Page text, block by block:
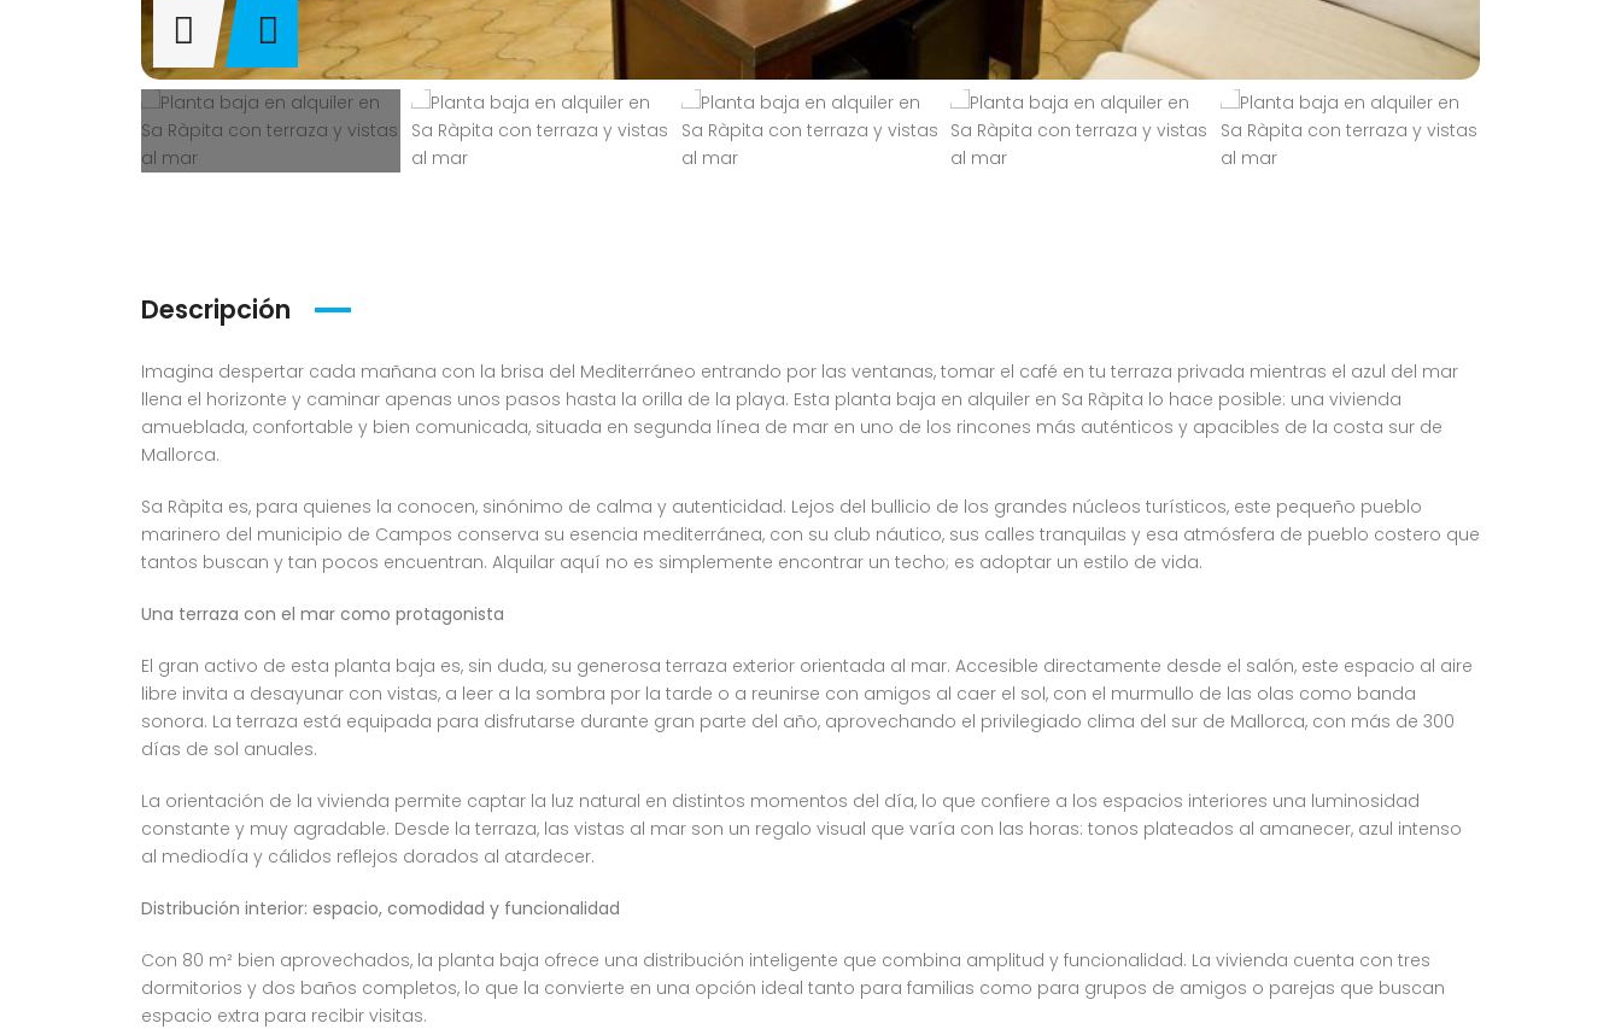
Descripción
Imagina despertar cada mañana con la brisa del Mediterráneo entrando por las ventanas, tomar el café en tu terraza privada mientras el azul del mar
llena el horizonte y caminar apenas unos pasos hasta la orilla de la playa. Esta planta baja en alquiler en Sa Ràpita lo hace posible: una vivienda
amueblada, confortable y bien comunicada, situada en segunda línea de mar en uno de los rincones más auténticos y apacibles de la costa sur de
Mallorca.
Sa Ràpita es, para quienes la conocen, sinónimo de calma y autenticidad. Lejos del bullicio de los grandes núcleos turísticos, este pequeño pueblo
marinero del municipio de Campos conserva su esencia mediterránea, con su club náutico, sus calles tranquilas y esa atmósfera de pueblo costero que
tantos buscan y tan pocos encuentran. Alquilar aquí no es simplemente encontrar un techo; es adoptar un estilo de vida.
Una terraza con el mar como protagonista
El gran activo de esta planta baja es, sin duda, su generosa terraza exterior orientada al mar. Accesible directamente desde el salón, este espacio al aire
libre invita a desayunar con vistas, a leer a la sombra por la tarde o a reunirse con amigos al caer el sol, con el murmullo de las olas como banda
sonora. La terraza está equipada para disfrutarse durante gran parte del año, aprovechando el privilegiado clima del sur de Mallorca, con más de 300
días de sol anuales.
La orientación de la vivienda permite captar la luz natural en distintos momentos del día, lo que confiere a los espacios interiores una luminosidad
constante y muy agradable. Desde la terraza, las vistas al mar son un regalo visual que varía con las horas: tonos plateados al amanecer, azul intenso
al mediodía y cálidos reflejos dorados al atardecer.
Distribución interior: espacio, comodidad y funcionalidad
Con 80 m² bien aprovechados, la planta baja ofrece una distribución inteligente que combina amplitud y funcionalidad. La vivienda cuenta con tres
dormitorios y dos baños completos, lo que la convierte en una opción ideal tanto para familias como para grupos de amigos o parejas que buscan
espacio extra para recibir visitas.